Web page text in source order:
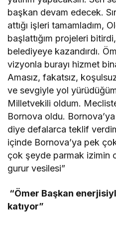
başkan devam edecek.
attığı işleri tamamladım,
başlattığım projeleri
belediyeye kazandırdı.
vizyonla burayı hizmet
Amasız, fakatsız,
ve sevgiyle yol
Milletvekili oldum.
Bornova oldu.
diye defalarca teklif
içinde Bornova’ya pek
çok şeyde parmak izimin
gurur vesilesi”
“Ömer Başkan
katıyor”